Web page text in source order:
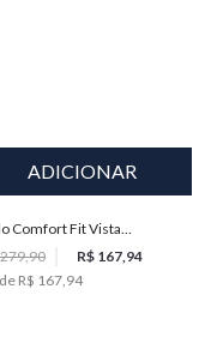
ADICIONAR
Comfort Fit Vista
Masculina Individual
R$ 167,94
R$ 167,94